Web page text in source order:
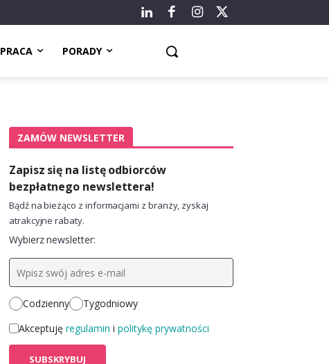
PRACA PORADY
ZAMÓW NEWSLETTER
Zapisz się na listę odbiorców
bezpłatnego newslettera!
Bądź na bieżąco z informacjami z branży, zyskaj
atrakcyjne rabaty.
Wybierz newsletter:
Codzienny
Tygodniowy
Akceptuję regulamin i politykę prywatności